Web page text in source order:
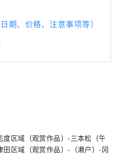
濑户内国际艺术节官
setouchi-artfest/
期、价格、注意事项等）
区域（观赏作品）-三本松（午
区域（观赏作品）-（濑户）-冈